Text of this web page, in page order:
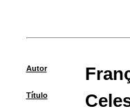
Autor
Título